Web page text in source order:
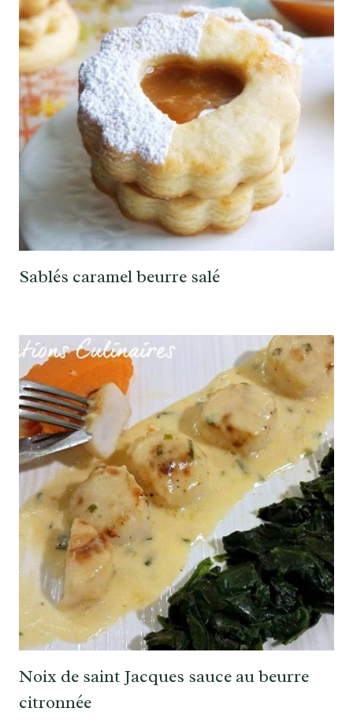
Sablés caramel beurre salé
Noix de saint Jacques sauce au beurre
citronnée